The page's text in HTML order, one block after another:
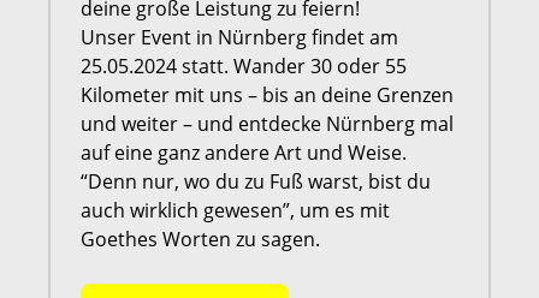
deine große Leistung zu feiern!
Unser Event in Nürnberg findet am
25.05.2024 statt. Wander 30 oder 55
Kilometer mit uns – bis an deine Grenzen
und weiter – und entdecke Nürnberg mal
auf eine ganz andere Art und Weise.
“Denn nur, wo du zu Fuß warst, bist du
auch wirklich gewesen”, um es mit
Goethes Worten zu sagen.